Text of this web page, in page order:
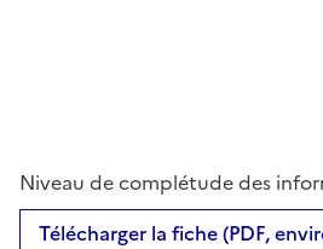
Niveau de complétude des
Télécharger la fiche (PDF,